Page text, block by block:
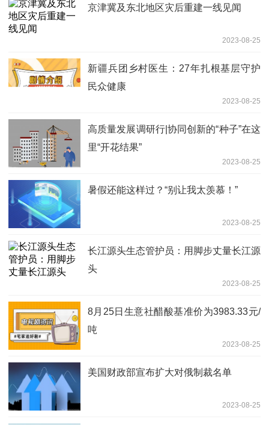
京津冀及东北地区灾后重建一线见闻
2023-08-25
新疆兵团乡村医生：27年扎根基层守护
民众健康
2023-08-25
高质量发展调研行|协同创新的“种子”在这
里“开花结果”
2023-08-25
暑假还能这样过？“别让我太羡慕！”
2023-08-25
长江源头生态管护员：用脚步丈量长江源
头
2023-08-25
8月25日生意社醋酸基准价为3983.33元/
吨
2023-08-25
美国财政部宣布扩大对俄制裁名单
2023-08-25